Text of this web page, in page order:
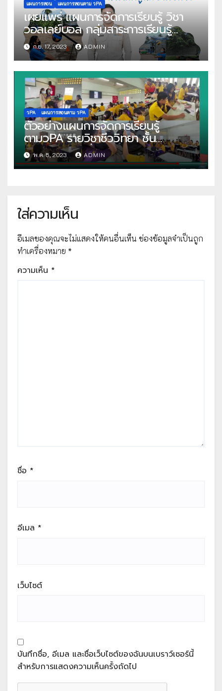
แผนการสอน แผนการสอนตาม วPA
เผยแพร่ แผนการจัดการเรียนรู้ วิชา
วอลเลย์บอล กลุ่มสาระการเรียนรู้
สุขศึกษาและพลศึกษา โดย คุณครูนรา
วุฒิ พรหมสถิตย์ โรงเรียนวัดหัวกรูด
ก.ย. 17, 2023 ADMIN
วPA แผนการสอนตาม วPA
ตัวอย่างแผนการจัดการเรียนรู้
ตามวPA รายวิชาชีววิทยา ชั้น
มัธยมศึกษาปีที่ 4 กลุ่มสาระการเรียนรู้
วิทยาศาสตร์และเทคโนโลยี โดยคุณครู
พ.ค. 5, 2023 ADMIN
ใส่ความเห็น
อีเมลของคุณจะไม่แสดงให้คนอื่นเห็น ช่องข้อมูลจำเป็นถูก
ทำเครื่องหมาย *
ความเห็น *
ชื่อ *
อีเมล *
เว็บไซต์
บันทึกชื่อ, อีเมล และชื่อเว็บไซต์ของฉันบนเบราว์เซอร์นี้
สำหรับการแสดงความเห็นครั้งถัดไป